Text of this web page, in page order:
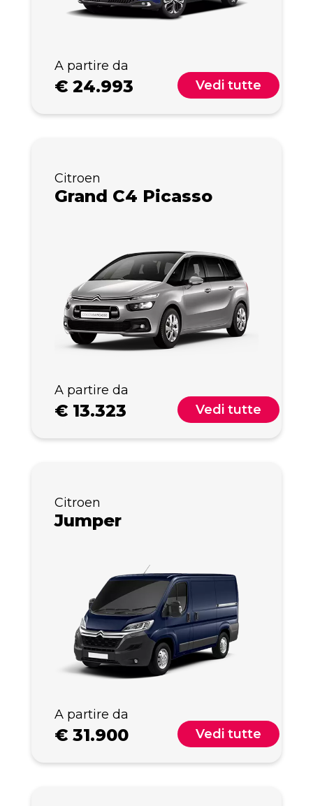
A partire da
€ 24.993 Vedi tutte
Citroen
Grand C4 Picasso
A partire da
€ 13.323 Vedi tutte
Citroen
Jumper
A partire da
€ 31.900 Vedi tutte